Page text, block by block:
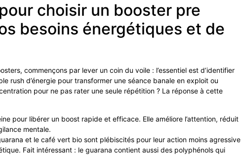
choisir un booster pre
besoins énergétiques et de
commençons par lever un coin du voile : l’essentiel est d’identifier
rush d’énergie pour transformer une séance banale en exploit ou
pour ne pas rater une seule répétition ? La réponse à cette
pour libérer un boost rapide et efficace. Elle améliore l’attention, réduit
mentale.
et le café vert bio sont plébiscités pour leur action moins agressive
Fait intéressant : le guarana contient aussi des polyphénols qui